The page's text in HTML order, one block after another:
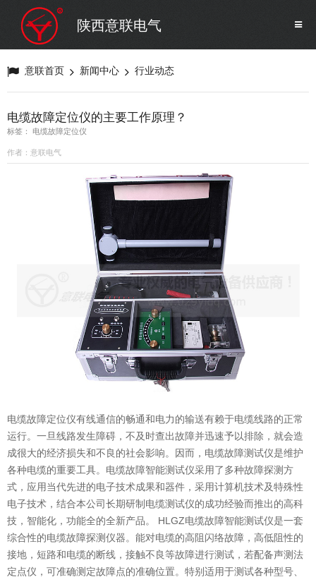
电力安全工器具
自动化
修试辅助设备
意联新品推荐
陕西意联电气
意联首页 新闻中心 行业动态
电缆故障定位仪的主要工作原理？
标签： 电缆故障定位仪
作者：意联电气
电缆故障定位仪有线通信的畅通和电力的输送有赖于电缆线路的正常
运行。一旦线路发生障碍，不及时查出故障并迅速予以排除，就会造
成很大的经济损失和不良的社会影响。因而，电缆故障测试仪是维护
各种电缆的重要工具。电缆故障智能测试仪采用了多种故障探测方
式，应用当代先进的电子技术成果和器件，采用计算机技术及特殊性
电子技术，结合本公司长期研制电缆测试仪的成功经验而推出的高科
技，智能化，功能全的全新产品。 HLGZ电缆故障智能测试仪是一套
综合性的电缆故障探测仪器。能对电缆的高阻闪络故障，高低阻性的
接地，短路和电缆的断线，接触不良等故障进行测试，若配备声测法
定点仪，可准确测定故障点的准确位置。特别适用于测试各种型号、